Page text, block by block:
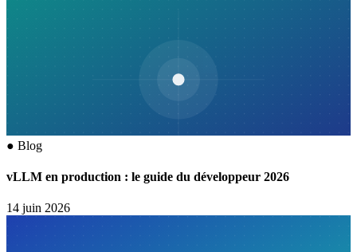
● Blog
vLLM en production : le guide du développeur 2026
14 juin 2026